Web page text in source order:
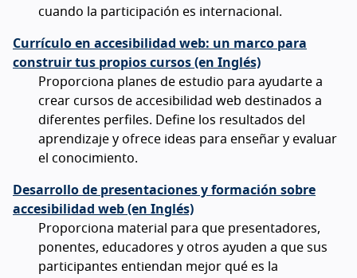
cuando la participación es internacional.
Currículo en accesibilidad web: un marco para
construir tus propios cursos (en Inglés)
Proporciona planes de estudio para ayudarte a
crear cursos de accesibilidad web destinados a
diferentes perfiles. Define los resultados del
aprendizaje y ofrece ideas para enseñar y evaluar
el conocimiento.
Desarrollo de presentaciones y formación sobre
accesibilidad web (en Inglés)
Proporciona material para que presentadores,
ponentes, educadores y otros ayuden a que sus
participantes entiendan mejor qué es la